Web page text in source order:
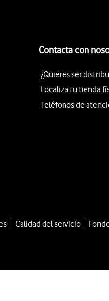
Contacta con
¿Quieres ser
Localiza tu tienda
Teléfonos de
Calidad del servicio